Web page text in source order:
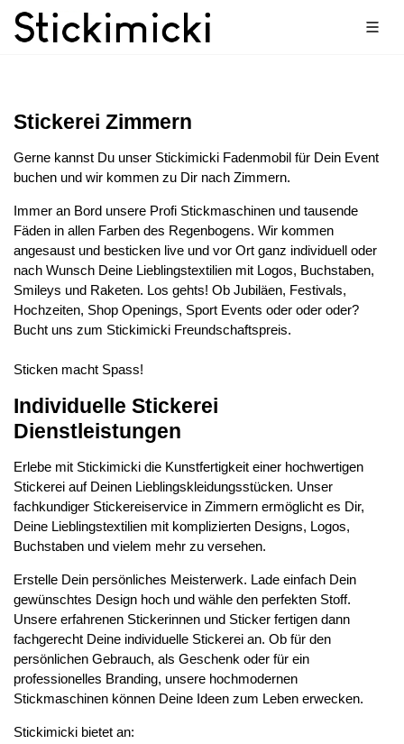
Stickerei Zimmern
Gerne kannst Du unser Stickimicki Fadenmobil für Dein Event
buchen und wir kommen zu Dir nach Zimmern.
Immer an Bord unsere Profi Stickmaschinen und tausende
Fäden in allen Farben des Regenbogens. Wir kommen
angesaust und besticken live und vor Ort ganz individuell oder
nach Wunsch Deine Lieblingstextilien mit Logos, Buchstaben,
Smileys und Raketen. Los gehts! Ob Jubiläen, Festivals,
Hochzeiten, Shop Openings, Sport Events oder oder oder?
Bucht uns zum Stickimicki Freundschaftspreis.
Sticken macht Spass!
Individuelle Stickerei
Dienstleistungen
Erlebe mit Stickimicki die Kunstfertigkeit einer hochwertigen
Stickerei auf Deinen Lieblingskleidungsstücken. Unser
fachkundiger Stickereiservice in Zimmern ermöglicht es Dir,
Deine Lieblingstextilien mit komplizierten Designs, Logos,
Buchstaben und vielem mehr zu versehen.
Erstelle Dein persönliches Meisterwerk. Lade einfach Dein
gewünschtes Design hoch und wähle den perfekten Stoff.
Unsere erfahrenen Stickerinnen und Sticker fertigen dann
fachgerecht Deine individuelle Stickerei an. Ob für den
persönlichen Gebrauch, als Geschenk oder für ein
professionelles Branding, unsere hochmodernen
Stickmaschinen können Deine Ideen zum Leben erwecken.
Stickimicki bietet an: